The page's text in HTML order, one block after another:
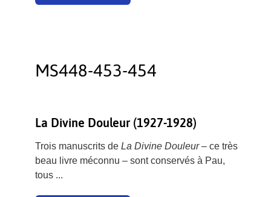
MS448-453-454
La Divine Douleur (1927-1928)
Trois manuscrits de La Divine Douleur– ce très
beau livre méconnu – sont conservés à Pau,
tous ...